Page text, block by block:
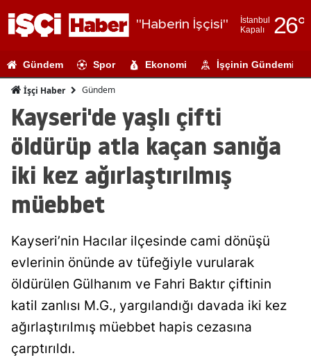
"Haberin İşçisi"
İstanbul
Kapalı
26°
Adıyaman
Amasya
Artvin
Balıkesir
Gündem Spor Ekonomi İşçinin Gündemi
İşçi Haber Gündem
Kayseri'de yaşlı çifti
öldürüp atla kaçan sanığa
iki kez ağırlaştırılmış
müebbet
Kayseri’nin Hacılar ilçesinde cami dönüşü
evlerinin önünde av tüfeğiyle vurularak
öldürülen Gülhanım ve Fahri Baktır çiftinin
katil zanlısı M.G., yargılandığı davada iki kez
ağırlaştırılmış müebbet hapis cezasına
çarptırıldı.